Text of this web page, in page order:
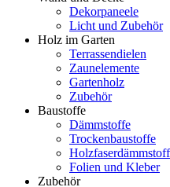
Dekorpaneele
Licht und Zubehör
Holz im Garten
Terrassendielen
Zaunelemente
Gartenholz
Zubehör
Baustoffe
Dämmstoffe
Trockenbaustoffe
Folien und Kleber
Zubehör